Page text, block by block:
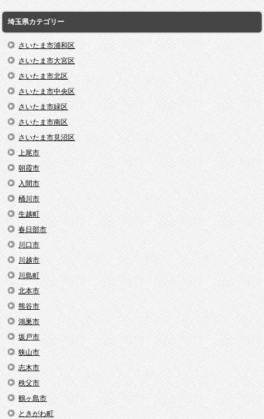
埼玉県カテゴリー
さいたま市浦和区
さいたま市大宮区
さいたま市北区
さいたま市中央区
さいたま市緑区
さいたま市南区
さいたま市見沼区
上尾市
朝霞市
入間市
桶川市
生越町
春日部市
川口市
川越市
川島町
北本市
熊谷市
鴻巣市
坂戸市
狭山市
志木市
秩父市
鶴ヶ島市
ときがわ町